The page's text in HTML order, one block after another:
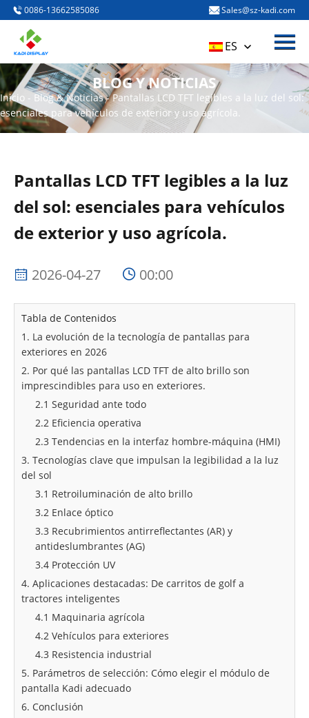
PRODUCTOS
Acerca de nosotros
BLOG Y NOTICIAS
0086-13662585086 Sales@sz-kadi.com
ES
BLOG Y NOTICIAS
Inicio - Blog & Noticias- Pantallas LCD TFT legibles a la luz del sol:
esenciales para vehículos de exterior y uso agrícola.
Pantallas LCD TFT legibles a la luz
del sol: esenciales para vehículos
de exterior y uso agrícola.
2026-04-27 00:00
Tabla de Contenidos
1. La evolución de la tecnología de pantallas para
exteriores en 2026
2. Por qué las pantallas LCD TFT de alto brillo son
imprescindibles para uso en exteriores.
2.1 Seguridad ante todo
2.2 Eficiencia operativa
2.3 Tendencias en la interfaz hombre-máquina (HMI)
3. Tecnologías clave que impulsan la legibilidad a la luz
del sol
3.1 Retroiluminación de alto brillo
3.2 Enlace óptico
3.3 Recubrimientos antirreflectantes (AR) y
antideslumbrantes (AG)
3.4 Protección UV
4. Aplicaciones destacadas: De carritos de golf a
tractores inteligentes
4.1 Maquinaria agrícola
4.2 Vehículos para exteriores
4.3 Resistencia industrial
5. Parámetros de selección: Cómo elegir el módulo de
pantalla Kadi adecuado
6. Conclusión